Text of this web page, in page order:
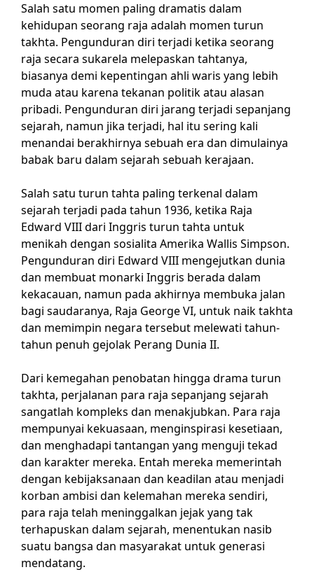
Salah satu momen paling dramatis dalam
kehidupan seorang raja adalah momen turun
takhta. Pengunduran diri terjadi ketika seorang
raja secara sukarela melepaskan tahtanya,
biasanya demi kepentingan ahli waris yang lebih
muda atau karena tekanan politik atau alasan
pribadi. Pengunduran diri jarang terjadi sepanjang
sejarah, namun jika terjadi, hal itu sering kali
menandai berakhirnya sebuah era dan dimulainya
babak baru dalam sejarah sebuah kerajaan.
Salah satu turun tahta paling terkenal dalam
sejarah terjadi pada tahun 1936, ketika Raja
Edward VIII dari Inggris turun tahta untuk
menikah dengan sosialita Amerika Wallis Simpson.
Pengunduran diri Edward VIII mengejutkan dunia
dan membuat monarki Inggris berada dalam
kekacauan, namun pada akhirnya membuka jalan
bagi saudaranya, Raja George VI, untuk naik takhta
dan memimpin negara tersebut melewati tahun-
tahun penuh gejolak Perang Dunia II.
Dari kemegahan penobatan hingga drama turun
takhta, perjalanan para raja sepanjang sejarah
sangatlah kompleks dan menakjubkan. Para raja
mempunyai kekuasaan, menginspirasi kesetiaan,
dan menghadapi tantangan yang menguji tekad
dan karakter mereka. Entah mereka memerintah
dengan kebijaksanaan dan keadilan atau menjadi
korban ambisi dan kelemahan mereka sendiri,
para raja telah meninggalkan jejak yang tak
terhapuskan dalam sejarah, menentukan nasib
suatu bangsa dan masyarakat untuk generasi
mendatang.